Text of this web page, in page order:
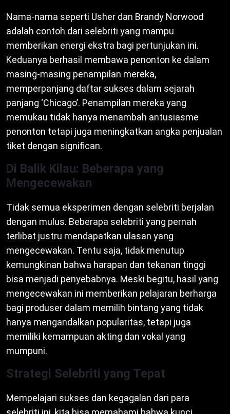
Nama-nama seperti Usher dan Brandy Norwood
adalah contoh dari selebriti yang mampu
memberikan energi ekstra bagi pertunjukan ini.
Keduanya berhasil membawa penonton ke dalam
masing-masing penampilan mereka,
memperpanjang daftar sukses dalam sejarah
panjang ‘Chicago’. Penampilan mereka yang
memukau tidak hanya menambah antusiasme
penonton tetapi juga meningkatkan angka penjualan
tiket dengan significan.
Di Balik Kilau: Beberapa yang
Mengecewakan
Tidak semua eksperimen dengan selebriti berjalan
dengan mulus. Beberapa selebriti yang pernah
terlibat justru mendapatkan ulasan yang
mengecewakan. Tentu saja, tidak menutup
kemungkinan bahwa harapan dan tekanan tinggi
bisa menjadi penyebabnya. Meski begitu, hasil yang
mengecewakan ini memberikan pelajaran berharga
bagi produser dalam memilih bintang yang tidak
hanya mengandalkan popularitas, tetapi juga
memiliki kemampuan akting dan vokal yang
mumpuni.
Strategi Selebriti yang Tepat
Mempelajari sukses dan kegagalan dari para